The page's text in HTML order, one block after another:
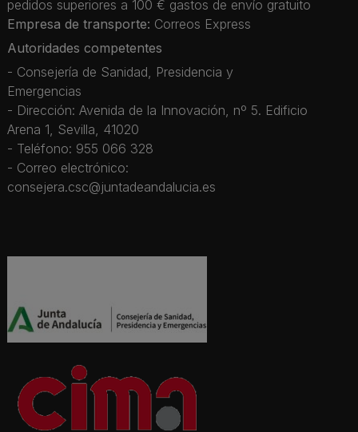
pedidos superiores a 100 € gastos de envío gratuito
Empresa de transporte: Correos Express
Autoridades competentes
- Consejería de Sanidad, Presidencia y
Emergencias
- Dirección: Avenida de la Innovación, nº 5. Edificio
Arena 1, Sevilla, 41020
- Teléfono: 955 066 328
- Correo electrónico:
consejera.csc@juntadeandalucia.es